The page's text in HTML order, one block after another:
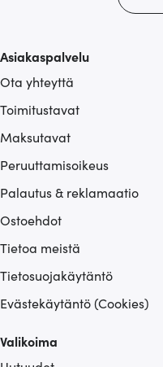
Asiakaspalvelu
Ota yhteyttä
Toimitustavat
Maksutavat
Peruuttamisoikeus
Palautus & reklamaatio
Ostoehdot
Tietoa meistä
Tietosuojakäytäntö
Evästekäytäntö (Cookies)
Valikoima